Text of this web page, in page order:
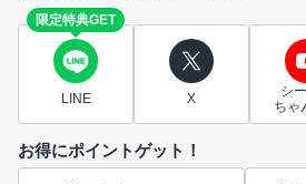
限定特典GET
LINE X
シ
ちゃ
お得にポイントゲット！